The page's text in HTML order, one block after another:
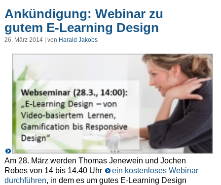
Ankündigung: Webinar zu
gutem E-Learning Design
26. März 2014 | von Harald Jakobs
Am 28. März werden Thomas Jenewein und Jochen
Robes von 14 bis 14.40 Uhr
ein kostenloses Webinar
durchführen, in dem es um gutes E-Learning Design